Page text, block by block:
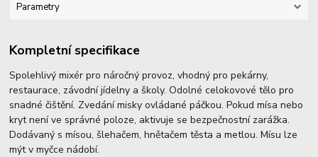
Parametry
Kompletní specifikace
Spolehlivý mixér pro náročný provoz, vhodný pro pekárny,
restaurace, závodní jídelny a školy. Odolné celokovové tělo pro
snadné čištění. Zvedání misky ovládané páčkou. Pokud mísa nebo
kryt není ve správné poloze, aktivuje se bezpečnostní zarážka.
Dodávaný s mísou, šlehačem, hnětačem těsta a metlou. Mísu lze
mýt v myčce nádobí.